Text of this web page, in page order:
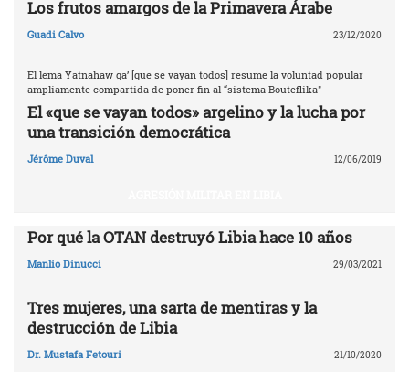
Los frutos amargos de la Primavera Árabe
Guadi Calvo 23/12/2020
El lema Yatnahaw ga’ [que se vayan todos] resume la voluntad popular
ampliamente compartida de poner fin al “sistema Bouteflika"
El «que se vayan todos» argelino y la lucha por
una transición democrática
Jérôme Duval 12/06/2019
Por qué la OTAN destruyó Libia ‎hace 10 años‎
Manlio Dinucci 29/03/2021
Tres mujeres, una sarta de mentiras y la
destrucción de Libia
Dr. Mustafa Fetouri 21/10/2020